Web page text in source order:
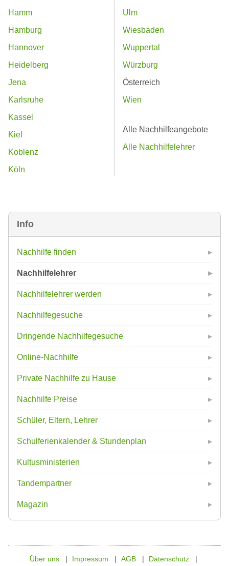
Info
Nachhilfe finden
Nachhilfelehrer
Nachhilfelehrer werden
Nachhilfegesuche
Dringende Nachhilfegesuche
Online-Nachhilfe
Private Nachhilfe zu Hause
Nachhilfe Preise
Schüler, Eltern, Lehrer
Schulferienkalender & Stundenplan
Kultusministerien
Tandempartner
Magazin
Hamm
Hamburg
Hannover
Heidelberg
Jena
Karlsruhe
Kassel
Kiel
Koblenz
Köln
Ulm
Wiesbaden
Wuppertal
Würzburg
Österreich
Wien
Alle Nachhilfeangebote
Alle Nachhilfelehrer
Über uns Impressum AGB
Datenschutz